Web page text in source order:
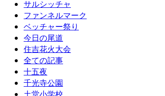
サルシッチャ
ファンネルマーク
ベッチャー祭り
今日の尾道
住吉花火大会
全ての記事
十五夜
千光寺公園